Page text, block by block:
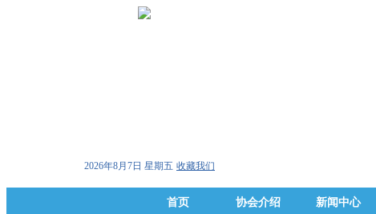
2026年8月7日 星期五 收藏我们
首页 协会介绍 新闻中心